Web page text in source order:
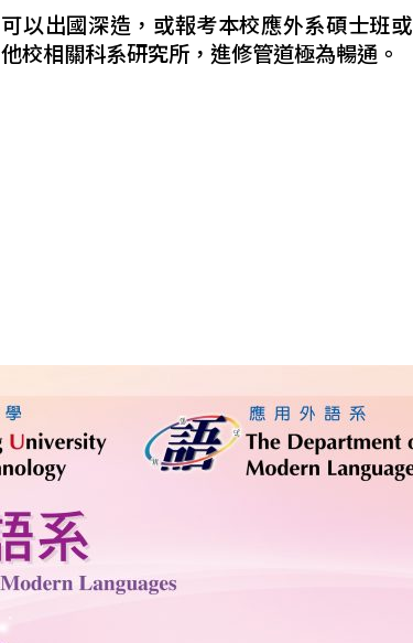
可以出國深造，或報考本校應外系碩士班或
他校相關科系研究所，進修管道極為暢通。